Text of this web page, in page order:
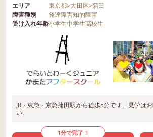
エリア 東京都>大田区>蒲田
障害種別
発達障害知的障害
受け入れ年齢小学生中学生高校生
JR・東急・京急蒲田駅から徒歩5分です。見学は
い。
1分で完了！